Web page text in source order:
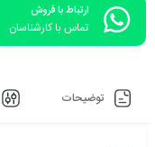
ارتباط با فروش
تماس با کارشناسان
توضیحات